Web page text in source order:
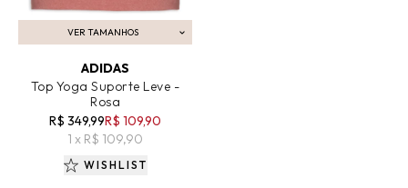
VER TAMANHOS
ADICIONAR AO CARRINHO
ADIDAS
Top Yoga Suporte Leve -
Rosa
R$ 349,99R$ 109,90
1 x R$ 109,90
WISHLIST